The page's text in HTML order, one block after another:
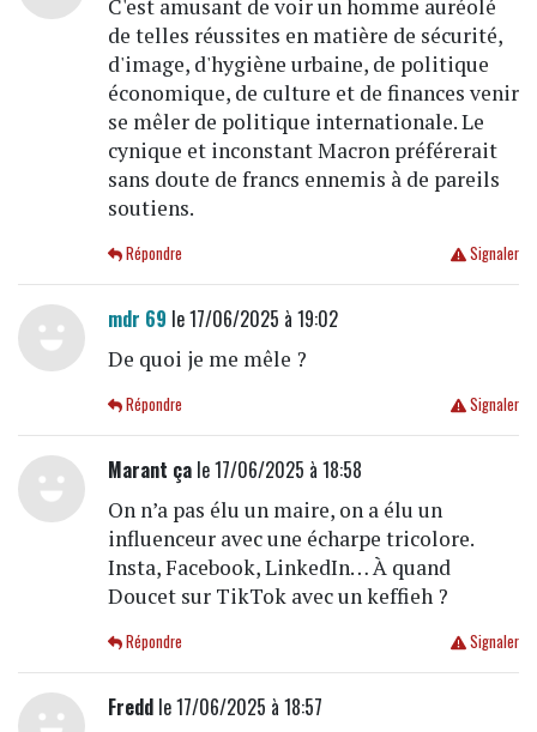
C'est amusant de voir un homme auréolé
de telles réussites en matière de sécurité,
d'image, d'hygiène urbaine, de politique
économique, de culture et de finances venir
se mêler de politique internationale. Le
cynique et inconstant Macron préférerait
sans doute de francs ennemis à de pareils
soutiens.
Signaler
Répondre
mdr 69 le 17/06/2025 à 19:02
De quoi je me mêle ?
Signaler
Répondre
Marant çale 17/06/2025 à 18:58
On n’a pas élu un maire, on a élu un
influenceur avec une écharpe tricolore.
Insta, Facebook, LinkedIn… À quand
Doucet sur TikTok avec un keffieh ?
Signaler
Répondre
Freddle 17/06/2025 à 18:57